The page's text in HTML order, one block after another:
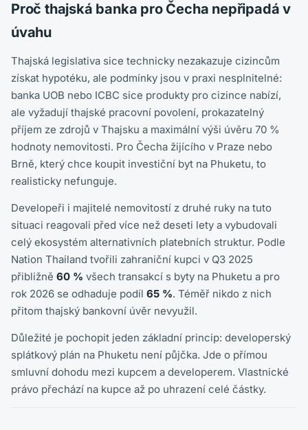
Proč thajská banka pro Čecha nepřipadá v
úvahu
Thajská legislativa sice technicky nezakazuje cizincům
získat hypotéku, ale podmínky jsou v praxi nesplnitelné:
banka UOB nebo ICBC sice produkty pro cizince nabízí,
ale vyžadují thajské pracovní povolení, prokazatelný
příjem ze zdrojů v Thajsku a maximální výši úvěru 70 %
hodnoty nemovitosti. Pro Čecha žijícího v Praze nebo
Brně, který chce koupit investiční byt na Phuketu, to
realisticky nefunguje.
Developeři i majitelé nemovitostí z druhé ruky na tuto
situaci reagovali před více než deseti lety a vybudovali
celý ekosystém alternativních platebních struktur. Podle
Nation Thailand tvořili zahraniční kupci v Q3 2025
přibližně 60 % všech transakcí s byty na Phuketu a pro
rok 2026 se odhaduje podíl 65 %. Téměř nikdo z nich
přitom thajský bankovní úvěr nevyužil.
Důležité je pochopit jeden základní princip: developerský
splátkový plán na Phuketu není půjčka. Jde o přímou
smluvní dohodu mezi kupcem a developerem. Vlastnické
právo přechází na kupce až po uhrazení celé částky.